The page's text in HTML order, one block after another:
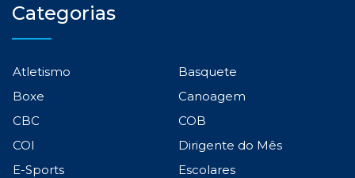
Categorias
Atletismo
Basquete
Boxe
Canoagem
CBC
COB
COI
Dirigente do Mês
E-Sports
Escolares